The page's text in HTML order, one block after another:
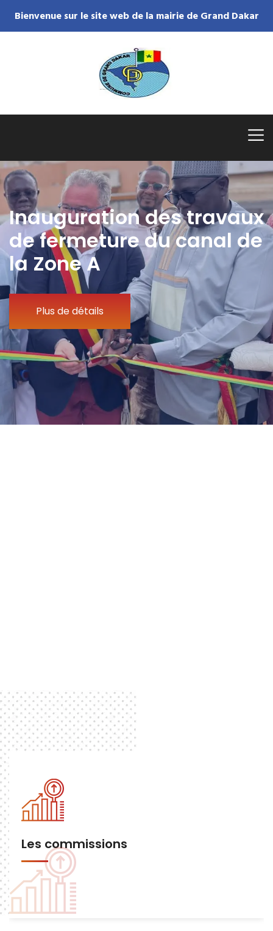
Bienvenue sur le site web de la mairie de Grand Dakar
Inauguration des travaux
de fermeture du canal de
la Zone A
Plus de détails
Les commissions